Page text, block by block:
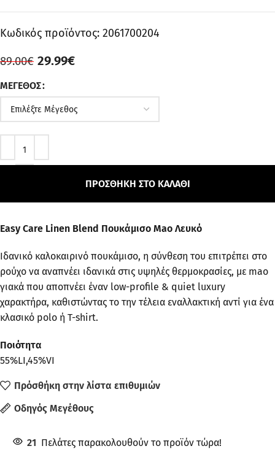
Κωδικός προϊόντος: 2061700204
89.00€ 29.99€
ΜΈΓΕΘΟΣ
ΠΡΟΣΘΉΚΗ ΣΤΟ ΚΑΛΆΘΙ
Easy Care Linen Blend Πουκάμισο Mao Λευκό
Iδανικό καλοκαιρινό πουκάμισο, η σύνθεση του επιτρέπει στο
ρούχο να αναπνέει ιδανικά στις υψηλές θερμοκρασίες, με mao
γιακά που αποπνέει έναν low-profile & quiet luxury
χαρακτήρα, καθιστώντας το την τέλεια εναλλακτική αντί για ένα
κλασικό polo ή T-shirt.
Ποιότητα
55%LI,45%VI
Πρόσθήκη στην λίστα επιθυμιών
Οδηγός Μεγέθους
21 Πελάτες παρακολουθούν το προϊόν τώρα!